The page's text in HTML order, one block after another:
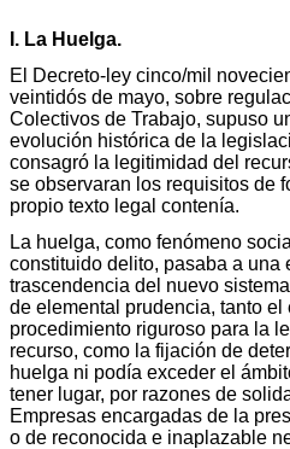
I. La Huelga.
El Decreto-ley cinco/mil
veintidós de mayo, sobre
Colectivos de Trabajo, supuso
evolución histórica de la
consagró la legitimidad del
se observaran los requisitos de
propio texto legal contenía.
La huelga, como fenómeno
constituido delito, pasaba a una
trascendencia del nuevo
de elemental prudencia, tanto
procedimiento riguroso para la
recurso, como la fijación de
huelga ni podía exceder el
tener lugar, por razones de
Empresas encargadas de la
o de reconocida e inaplazable